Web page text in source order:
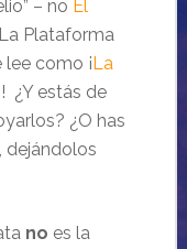
– no El
Plataforma
como ¡La
! ¿Y estás de
¿O has
dejándolos
no es la